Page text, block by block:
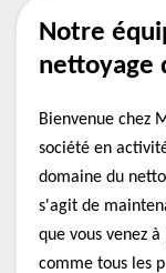
Notre
nettoyage
Bienvenue chez
société en
domaine du
s'agit de
que vous venez
comme tous les